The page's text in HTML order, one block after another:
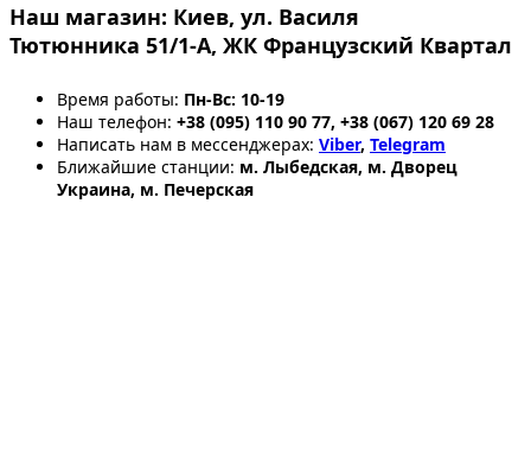
Наш магазин: Киев, ул. Василя
Тютюнника 51/1-А, ЖК Французский Квартал
Время работы: Пн-Вс: 10-19
Наш телефон: +38 (095) 110 90 77, +38 (067) 120 69 28
Написать нам в мессенджерах: Viber, Telegram
Ближайшие станции: м. Лыбедская, м. Дворец
Украина, м. Печерская